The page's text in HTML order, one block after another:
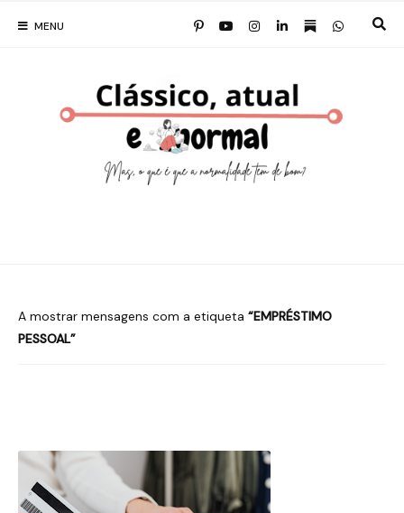
MENU
A mostrar mensagens com a etiqueta
EMPRÉSTIMO
PESSOAL